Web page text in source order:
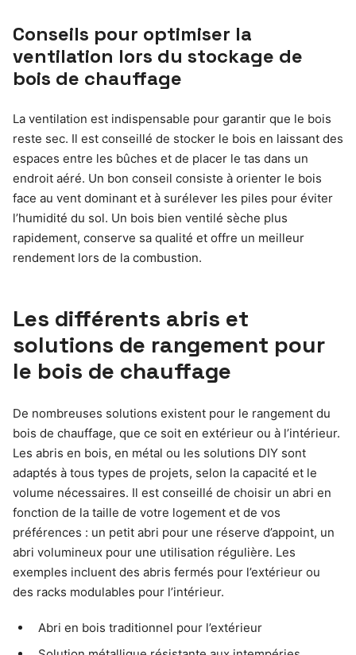
Conseils pour optimiser la
ventilation lors du stockage de
bois de chauffage
La ventilation est indispensable pour garantir que le bois
reste sec. Il est conseillé de stocker le bois en laissant des
espaces entre les bûches et de placer le tas dans un
endroit aéré. Un bon conseil consiste à orienter le bois
face au vent dominant et à surélever les piles pour éviter
l’humidité du sol. Un bois bien ventilé sèche plus
rapidement, conserve sa qualité et offre un meilleur
rendement lors de la combustion.
Les différents abris et
solutions de rangement pour
le bois de chauffage
De nombreuses solutions existent pour le rangement du
bois de chauffage, que ce soit en extérieur ou à l’intérieur.
Les abris en bois, en métal ou les solutions DIY sont
adaptés à tous types de projets, selon la capacité et le
volume nécessaires. Il est conseillé de choisir un abri en
fonction de la taille de votre logement et de vos
préférences : un petit abri pour une réserve d’appoint, un
abri volumineux pour une utilisation régulière. Les
exemples incluent des abris fermés pour l’extérieur ou
des racks modulables pour l’intérieur.
Abri en bois traditionnel pour l’extérieur